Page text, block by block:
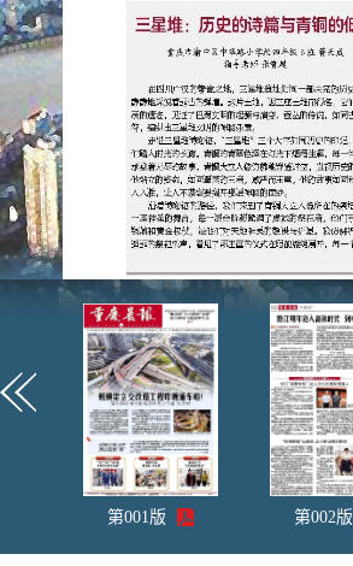
第001版 第002版